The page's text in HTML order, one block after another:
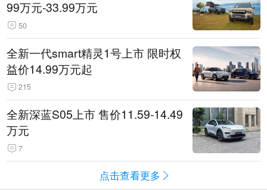
99万元-33.99万元
50
全新一代smart精灵1号上市 限时权
益价14.99万元起
215
全新深蓝S05上市 售价11.59-14.49
万元
7
点击查看更多